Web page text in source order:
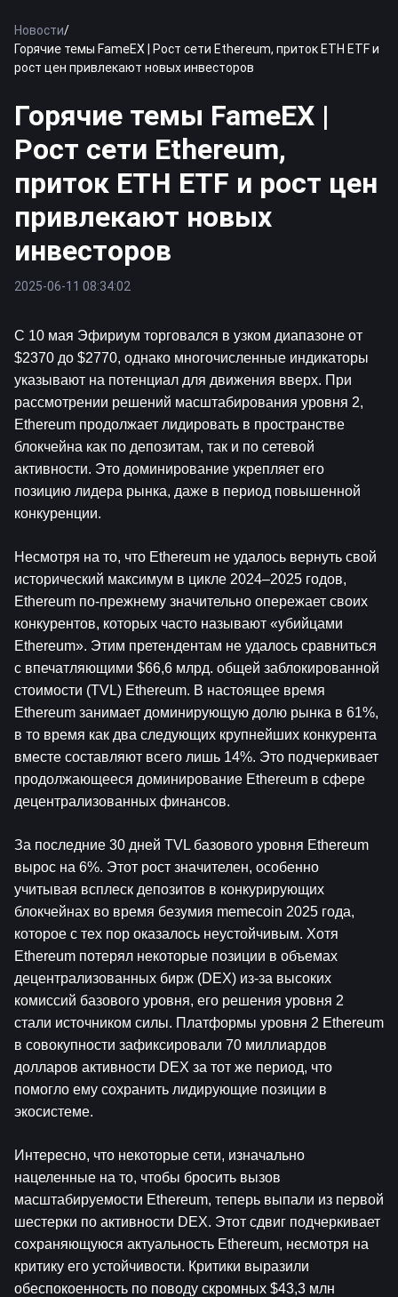
Новости/
Горячие темы FameEX | Рост сети Ethereum, приток ETH ETF и
рост цен привлекают новых инвесторов
Горячие темы FameEX |
Рост сети Ethereum,
приток ETH ETF и рост цен
привлекают новых
инвесторов
2025-06-11 08:34:02
С 10 мая Эфириум торговался в узком диапазоне от
$2370 до $2770, однако многочисленные индикаторы
указывают на потенциал для движения вверх. При
рассмотрении решений масштабирования уровня 2,
Ethereum продолжает лидировать в пространстве
блокчейна как по депозитам, так и по сетевой
активности. Это доминирование укрепляет его
позицию лидера рынка, даже в период повышенной
конкуренции.
Несмотря на то, что Ethereum не удалось вернуть свой
исторический максимум в цикле 2024–2025 годов,
Ethereum по-прежнему значительно опережает своих
конкурентов, которых часто называют «убийцами
Ethereum». Этим претендентам не удалось сравниться
с впечатляющими $66,6 млрд. общей заблокированной
стоимости (TVL) Ethereum. В настоящее время
Ethereum занимает доминирующую долю рынка в 61%,
в то время как два следующих крупнейших конкурента
вместе составляют всего лишь 14%. Это подчеркивает
продолжающееся доминирование Ethereum в сфере
децентрализованных финансов.
За последние 30 дней TVL базового уровня Ethereum
вырос на 6%. Этот рост значителен, особенно
учитывая всплеск депозитов в конкурирующих
блокчейнах во время безумия memecoin 2025 года,
которое с тех пор оказалось неустойчивым. Хотя
Ethereum потерял некоторые позиции в объемах
децентрализованных бирж (DEX) из-за высоких
комиссий базового уровня, его решения уровня 2
стали источником силы. Платформы уровня 2 Ethereum
в совокупности зафиксировали 70 миллиардов
долларов активности DEX за тот же период, что
помогло ему сохранить лидирующие позиции в
экосистеме.
Интересно, что некоторые сети, изначально
нацеленные на то, чтобы бросить вызов
масштабируемости Ethereum, теперь выпали из первой
шестерки по активности DEX. Этот сдвиг подчеркивает
сохраняющуюся актуальность Ethereum, несмотря на
критику его устойчивости. Критики выразили
обеспокоенность по поводу скромных $43,3 млн